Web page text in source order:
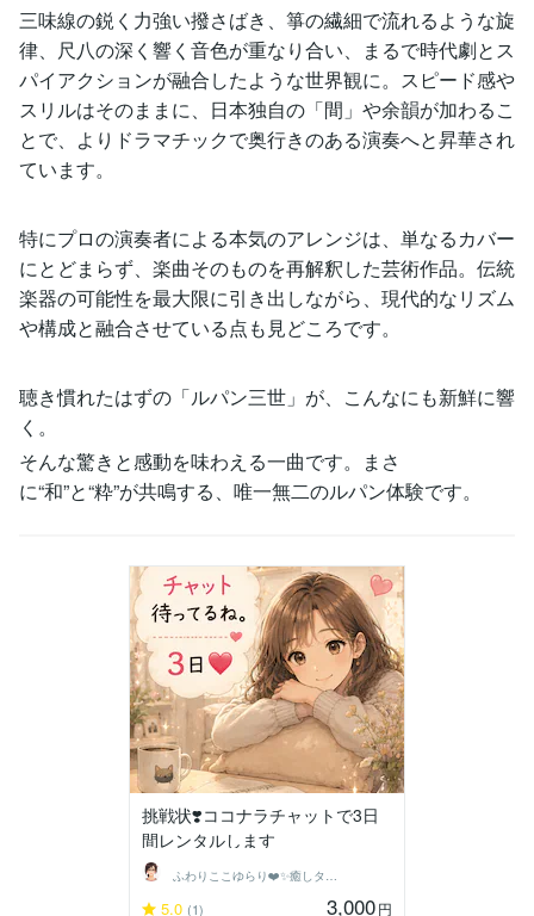
三味線の鋭く力強い撥さばき、箏の繊細で流れるような旋
律、尺八の深く響く音色が重なり合い、まるで時代劇とス
パイアクションが融合したような世界観に。スピード感や
スリルはそのままに、日本独自の「間」や余韻が加わるこ
とで、よりドラマチックで奥行きのある演奏へと昇華され
ています。
特にプロの演奏者による本気のアレンジは、単なるカバー
にとどまらず、楽曲そのものを再解釈した芸術作品。伝統
楽器の可能性を最大限に引き出しながら、現代的なリズム
や構成と融合させている点も見どころです。
聴き慣れたはずの「ルパン三世」が、こんなにも新鮮に響
く。
そんな驚きと感動を味わえる一曲です。まさ
に“和”と“粋”が共鳴する、唯一無二のルパン体験です。
挑戦状❣️ココナラチャットで3日
間レンタルします
ふわりここゆらり❤️✨癒しタイム相談室
5.0 (1) 3,000円